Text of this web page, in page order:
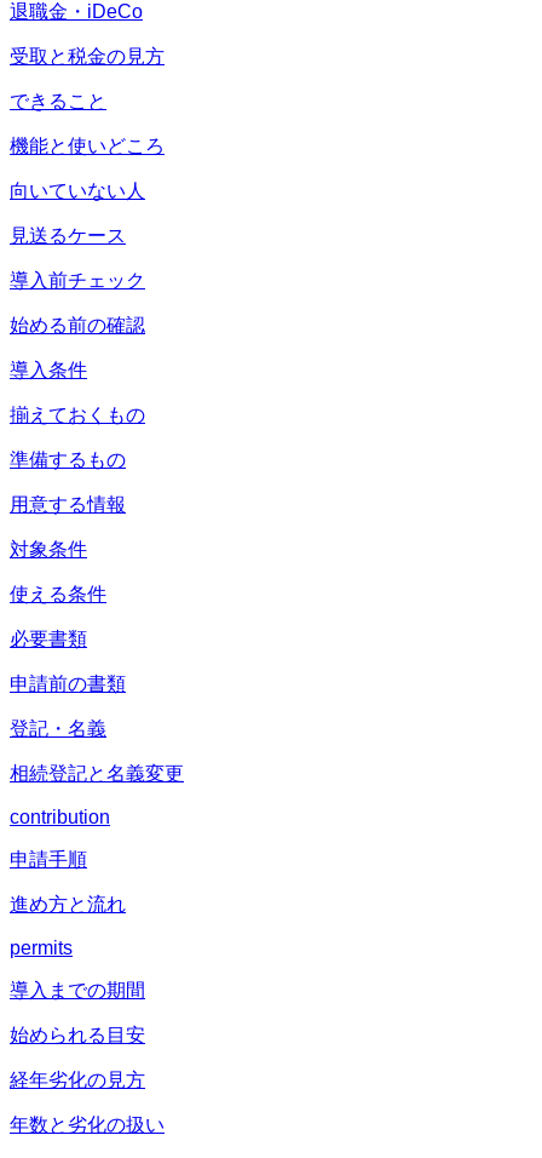
退職金・iDeCo
受取と税金の見方
できること
機能と使いどころ
向いていない人
見送るケース
導入前チェック
始める前の確認
導入条件
揃えておくもの
準備するもの
用意する情報
対象条件
使える条件
必要書類
申請前の書類
登記・名義
相続登記と名義変更
contribution
申請手順
進め方と流れ
permits
導入までの期間
始められる目安
経年劣化の見方
年数と劣化の扱い